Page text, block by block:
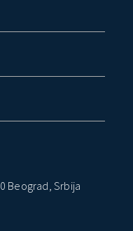
Beograd, Srbija